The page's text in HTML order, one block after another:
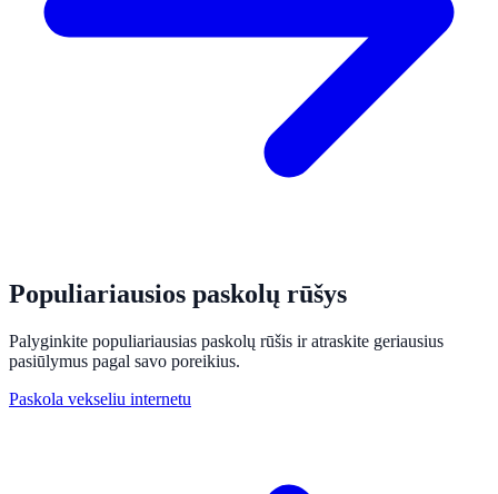
Populiariausios paskolų rūšys
Palyginkite populiariausias paskolų rūšis ir atraskite geriausius
pasiūlymus pagal savo poreikius.
Paskola vekseliu internetu